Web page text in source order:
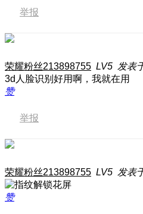
举报
荣耀粉丝213898755 LV5 发表
3d人脸识别好用啊，我就在用
赞
举报
荣耀粉丝213898755 LV5 发表
赞